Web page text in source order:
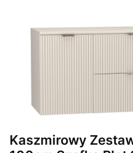
Kaszmirowy